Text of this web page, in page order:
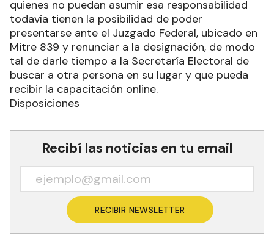
quienes no puedan asumir esa responsabilidad
todavía tienen la posibilidad de poder
presentarse ante el Juzgado Federal, ubicado en
Mitre 839 y renunciar a la designación, de modo
tal de darle tiempo a la Secretaría Electoral de
buscar a otra persona en su lugar y que pueda
recibir la capacitación online.
Disposiciones
Recibí las noticias en tu email
RECIBIR NEWSLETTER